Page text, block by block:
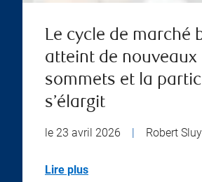
Le cycle de marché
atteint de nouveaux
sommets et la
s’élargit
le 23 avril 2026 Robert
Lire plus